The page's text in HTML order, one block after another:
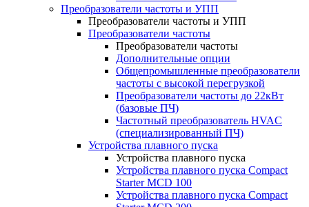
Преобразователи частоты и УПП
Преобразователи частоты и УПП
Преобразователи частоты
Преобразователи частоты
Дополнительные опции
Общепромышленные преобразователи
частоты с высокой перегрузкой
Преобразователи частоты до 22кВт
(базовые ПЧ)
Частотный преобразователь HVAC
(специализированный ПЧ)
Устройства плавного пуска
Устройства плавного пуска
Устройства плавного пуска Compact
Starter MCD 100
Устройства плавного пуска Compact